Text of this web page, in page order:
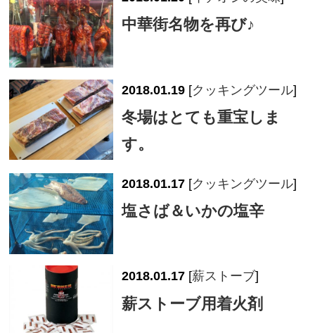
中華街名物を再び♪
2018.01.19 [クッキングツール]
冬場はとても重宝しま
す。
2018.01.17 [クッキングツール]
塩さば＆いかの塩辛
2018.01.17 [薪ストーブ]
薪ストーブ用着火剤